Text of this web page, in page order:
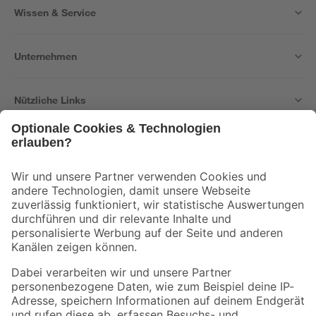
Wissen & Service
Unternehmen
Nützliche Links
Der toom Newsletter: Keine Angebote und Aktionen mehr verpassen!
Zur Newsletter Anmeldung
Folge uns
Zahlungsarten Versandarten